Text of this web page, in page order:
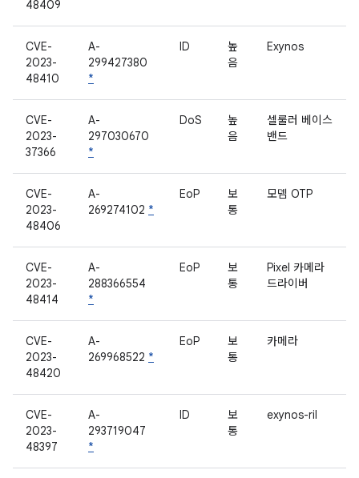
48409
CVE-
2023-
48410
A-
299427380
*
ID
높
음
Exynos
CVE-
2023-
37366
A-
297030670
*
DoS
높
음
셀룰러 베이스
밴드
CVE-
2023-
48406
A-
269274102 *
EoP
보
통
모뎀 OTP
CVE-
2023-
48414
A-
288366554
*
EoP
보
통
Pixel 카메라
드라이버
CVE-
2023-
48420
A-
269968522 *
EoP
보
통
카메라
CVE-
2023-
48397
A-
293719047
*
ID
보
통
exynos-ril